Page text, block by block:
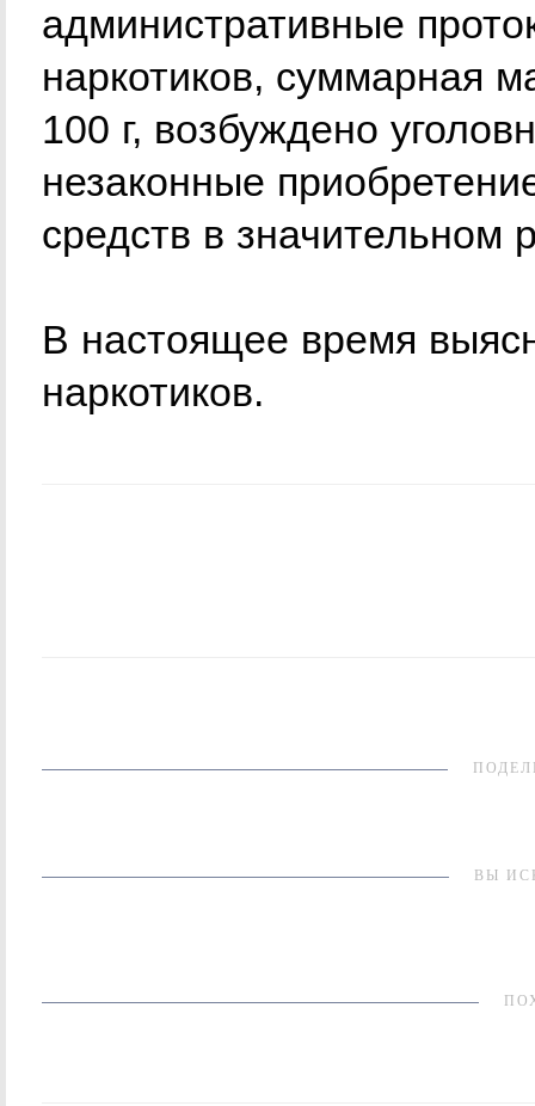
административные
наркотиков, суммарная
100 г, возбуждено
незаконные
средств в значительном
В настоящее время
наркотиков.
ВЫ